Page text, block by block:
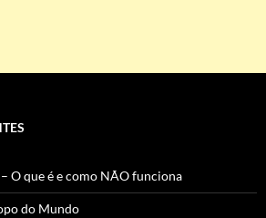
O que é e como NÃO funciona
do Mundo